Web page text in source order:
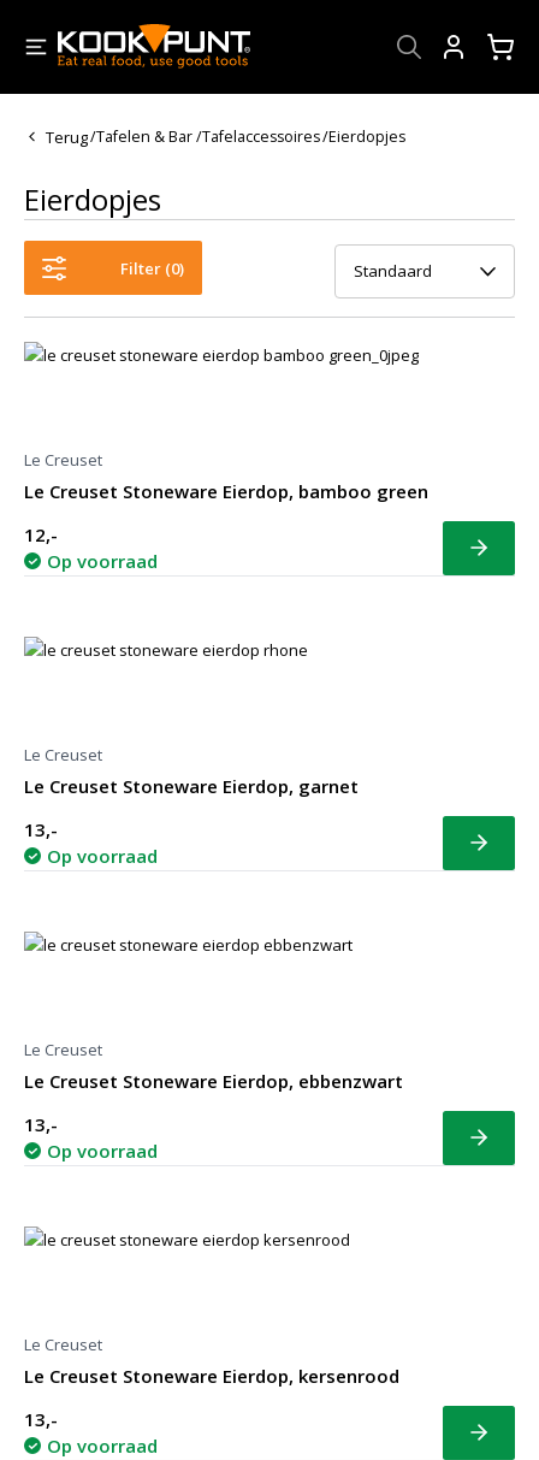
Terug/Tafelen & Bar/Tafelaccessoires/Eierdopjes
Eierdopjes
Filter (0) Standaard
Le Creuset
Le Creuset Stoneware Eierdop, bamboo green
12,-
Op voorraad
Bekijk
Le Creuset
Le Creuset Stoneware Eierdop, garnet
13,-
Op voorraad
Bekijk
Le Creuset
Le Creuset Stoneware Eierdop, ebbenzwart
13,-
Op voorraad
Bekijk
Le Creuset
Le Creuset Stoneware Eierdop, kersenrood
13,-
Op voorraad
Bekijk